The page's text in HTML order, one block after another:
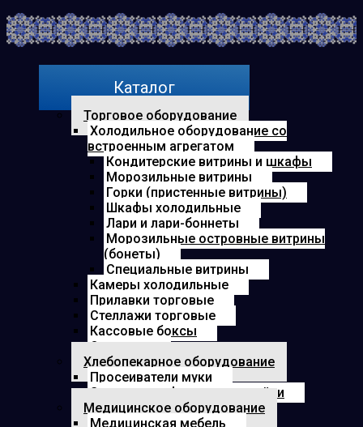
Каталог
Торговое оборудование
Холодильное оборудование со
встроенным агрегатом
Кондитерские витрины и шкафы
Морозильные витрины
Горки (пристенные витрины)
Шкафы холодильные
Лари и лари-боннеты
Морозильные островные витрины
(бонеты)
Специальные витрины
Камеры холодильные
Прилавки торговые
Стеллажи торговые
Кассовые боксы
Озонатор
Хлебопекарное оборудование
Просеиватели муки
Электрошкафы для расстойки
Медицинское оборудование
Медицинская мебель